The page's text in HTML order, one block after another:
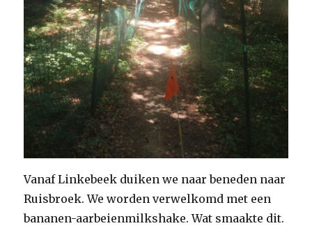
Vanaf Linkebeek duiken we naar beneden naar
Ruisbroek. We worden verwelkomd met een
bananen-aarbeienmilkshake. Wat smaakte dit.